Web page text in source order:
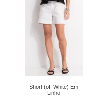
Short (off White) Em
Linho